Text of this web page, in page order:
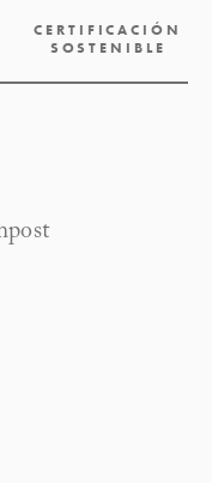
CERTIFICACIÓN
SOSTENIBLE